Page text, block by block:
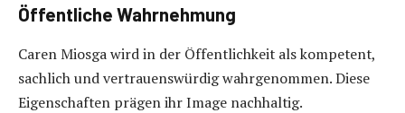
Öffentliche Wahrnehmung
Caren Miosga wird in der Öffentlichkeit als kompetent,
sachlich und vertrauenswürdig wahrgenommen. Diese
Eigenschaften prägen ihr Image nachhaltig.